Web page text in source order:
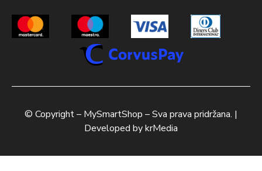
© Copyright – MySmartShop – Sva prava pridržana. |
Developed bykrMedia